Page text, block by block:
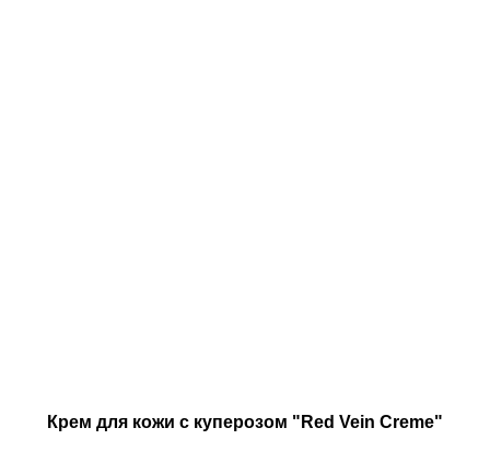
Крем для кожи с куперозом "Red Vein Creme"